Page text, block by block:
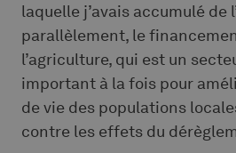
laquelle j’avais accumulé de
parallèlement, le
l’agriculture, qui est un
important à la fois pour
de vie des populations
contre les effets du